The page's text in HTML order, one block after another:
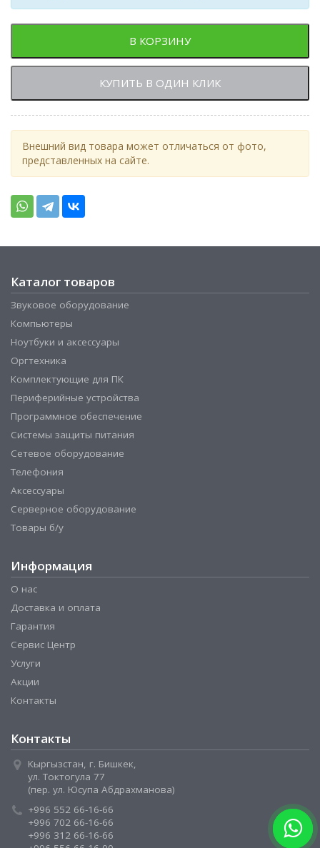
В КОРЗИНУ
КУПИТЬ В ОДИН КЛИК
Внешний вид товара может отличаться от фото,
представленных на сайте.
Каталог товаров
Звуковое оборудование
Компьютеры
Ноутбуки и аксессуары
Оргтехника
Комплектующие для ПК
Периферийные устройства
Программное обеспечение
Системы защиты питания
Сетевое оборудование
Телефония
Аксессуары
Серверное оборудование
Товары б/у
Информация
О нас
Доставка и оплата
Гарантия
Сервис Центр
Услуги
Акции
Контакты
Контакты
Кыргызстан, г. Бишкек,
ул. Токтогула 77
(пер. ул. Юсупа Абдрахманова)
+996 552 66-16-66
+996 702 66-16-66
+996 312 66-16-66